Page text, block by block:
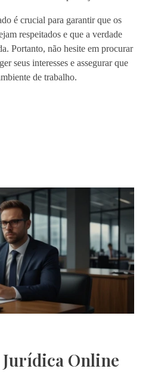
é crucial para garantir que os
respeitados e que a verdade
Portanto, não hesite em procurar
seus interesses e assegurar que
de trabalho.
Online